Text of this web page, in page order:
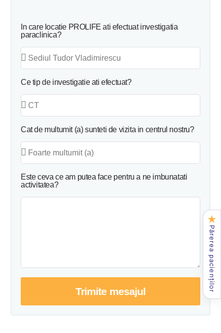
In care locatie PROLIFE ati efectuat investigatia
paraclinica?
Ce tip de investigatie ati efectuat?
Cat de multumit (a) sunteti de vizita in centrul nostru?
Este ceva ce am putea face pentru a ne imbunatati
activitatea?
Trimite mesajul
★
Părerea pacienților